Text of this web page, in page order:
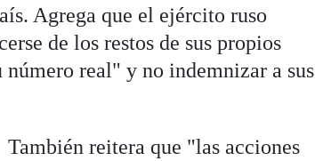
Agrega que el ejército ruso
de los restos de sus propios
real" y no indemnizar a sus
También reitera que "las acciones